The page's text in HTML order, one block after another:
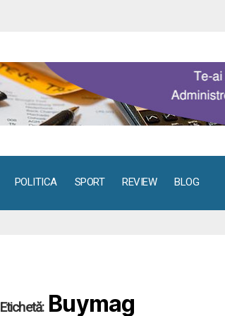
POLITICA SPORT REVIEW BLOG
Etichetă: Buymag